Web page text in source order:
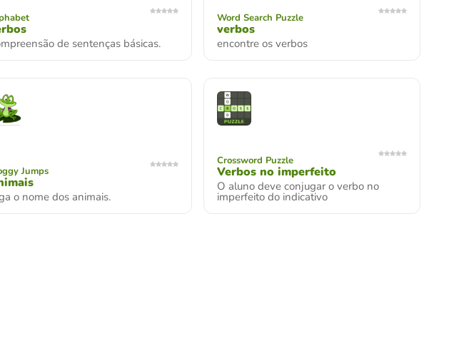
de sentenças básicas.
Word Search Puzzle
verbos
encontre os verbos
Jumps
o nome dos animais.
Crossword Puzzle
Verbos no imperfeito
O aluno deve conjugar o verbo no
imperfeito do indicativo